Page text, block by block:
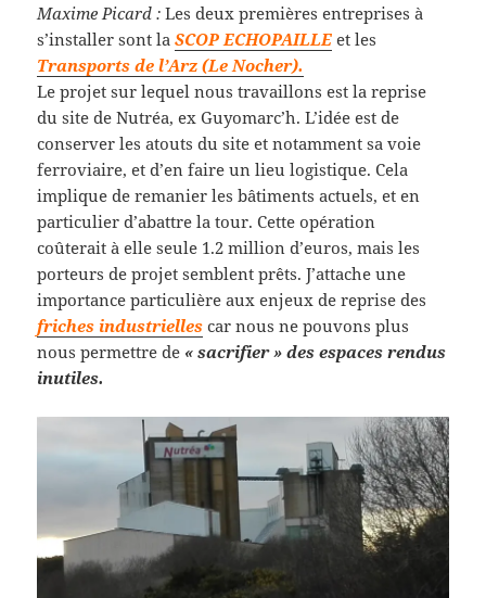
Maxime Picard : Les deux premières entreprises à
s’installer sont laSCOP ECHOPAILLE et les
Transports de l’Arz (Le Nocher).
Le projet sur lequel nous travaillons est la reprise
du site de Nutréa, ex Guyomarc’h. L’idée est de
conserver les atouts du site et notamment sa voie
ferroviaire, et d’en faire un lieu logistique. Cela
implique de remanier les bâtiments actuels, et en
particulier d’abattre la tour. Cette opération
coûterait à elle seule 1.2 million d’euros, mais les
porteurs de projet semblent prêts. J’attache une
importance particulière aux enjeux de reprise des
friches industrielles car nous ne pouvons plus
nous permettre de « sacrifier » des espaces rendus
inutiles.